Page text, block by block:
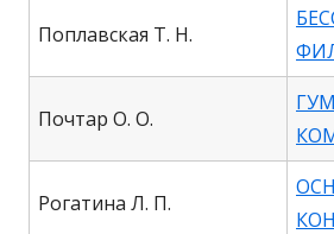
Поплавская Т. Н.
Почтар О. О.
Рогатина Л. П.